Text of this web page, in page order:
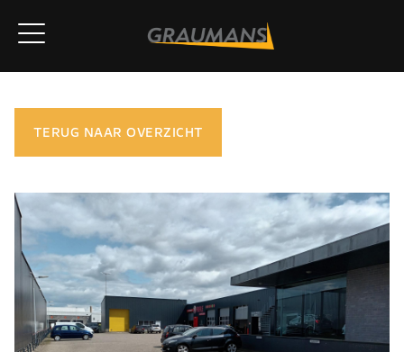
TERUG NAAR OVERZICHT